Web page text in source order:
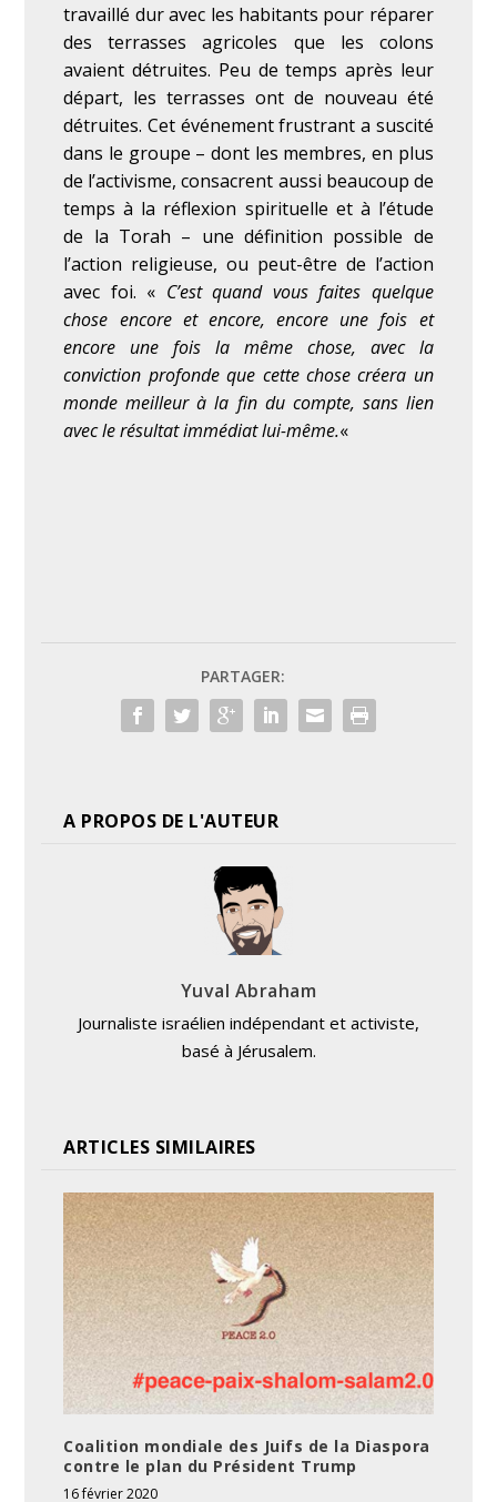
travaillé dur avec les habitants pour réparer
des terrasses agricoles que les colons
avaient détruites. Peu de temps après leur
départ, les terrasses ont de nouveau été
détruites.Cet événement frustrant a suscité
dans le groupe – dont les membres, en plus
de l’activisme, consacrent aussi beaucoup de
temps à la réflexion spirituelle et à l’étude
de la Torah – une définition possible de
l’action religieuse, ou peut-être de l’action
avec foi. « C’est quand vous faites quelque
chose encore et encore, encore une fois et
encore une fois la même chose, avec la
conviction profonde que cette chose créera un
monde meilleur à la fin du compte, sans lien
avec le résultat immédiat lui-même.«
PARTAGER:
A PROPOS DE L'AUTEUR
Yuval Abraham
Journaliste israélien indépendant et activiste,
basé à Jérusalem.
ARTICLES SIMILAIRES
Coalition mondiale des Juifs de la Diaspora
contre le plan du Président Trump
16 février 2020